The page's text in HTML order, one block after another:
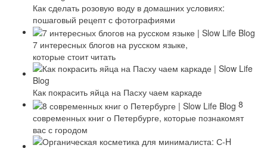
Как сделать розовую воду в домашних условиях:
пошаговый рецепт с фотографиями
7 интересных блогов на русском языке,
которые стоит читать
Как покрасить яйца на Пасху чаем каркаде
8
современных книг о Петербурге, которые познакомят
вас с городом